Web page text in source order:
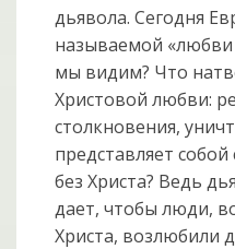
дьявола. Сегодня
называемой
мы видим? Что
Христовой любви:
столкновения,
представляет
без Христа? Ведь
дает, чтобы люди,
Христа, возлюбили